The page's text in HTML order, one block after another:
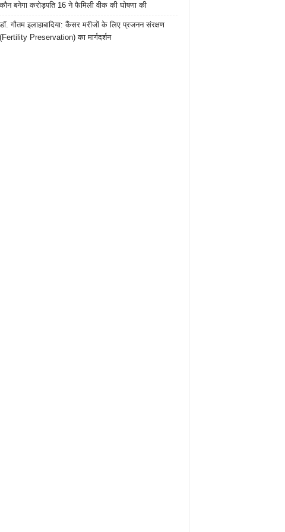
बनेगा करोड़पति 16 ने फैमिली वीक की घोषणा की
गौतम इलाहाबादिया: कैंसर मरीजों के लिए प्रजनन संरक्षण
(Fertility Preservation) का मार्गदर्शन